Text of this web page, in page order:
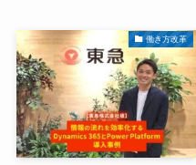
働き方改革